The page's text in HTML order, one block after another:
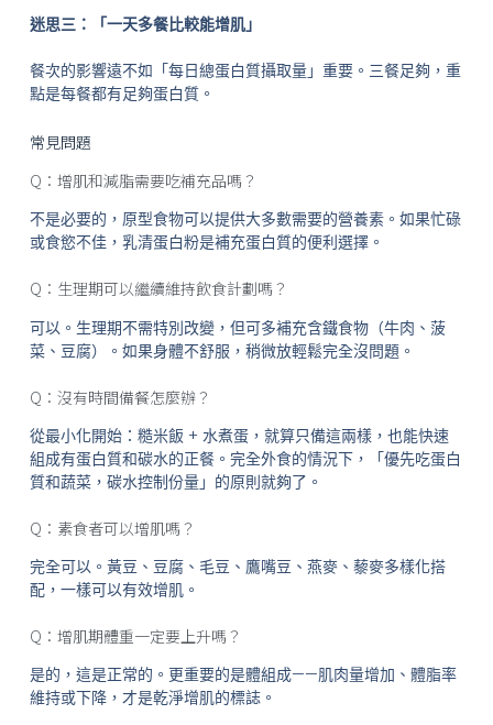
迷思三：「一天多餐比較能增肌」
餐次的影響遠不如「每日總蛋白質攝取量」重要。三餐足夠，重
點是每餐都有足夠蛋白質。
常見問題
Q：增肌和減脂需要吃補充品嗎？
不是必要的，原型食物可以提供大多數需要的營養素。如果忙碌
或食慾不佳，乳清蛋白粉是補充蛋白質的便利選擇。
Q：生理期可以繼續維持飲食計劃嗎？
可以。生理期不需特別改變，但可多補充含鐵食物（牛肉、菠
菜、豆腐）。如果身體不舒服，稍微放輕鬆完全沒問題。
Q：沒有時間備餐怎麼辦？
從最小化開始：糙米飯 + 水煮蛋，就算只備這兩樣，也能快速
組成有蛋白質和碳水的正餐。完全外食的情況下，「優先吃蛋白
質和蔬菜，碳水控制份量」的原則就夠了。
Q：素食者可以增肌嗎？
完全可以。黃豆、豆腐、毛豆、鷹嘴豆、燕麥、藜麥多樣化搭
配，一樣可以有效增肌。
Q：增肌期體重一定要上升嗎？
是的，這是正常的。更重要的是體組成——肌肉量增加、體脂率
維持或下降，才是乾淨增肌的標誌。